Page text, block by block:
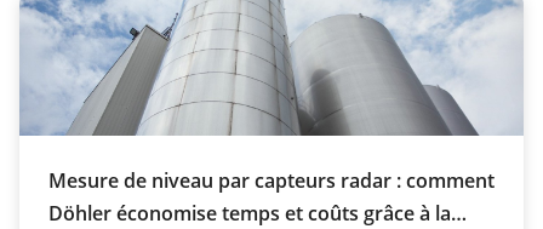
Mesure de niveau par capteurs radar : comment
Döhler économise temps et coûts grâce à la